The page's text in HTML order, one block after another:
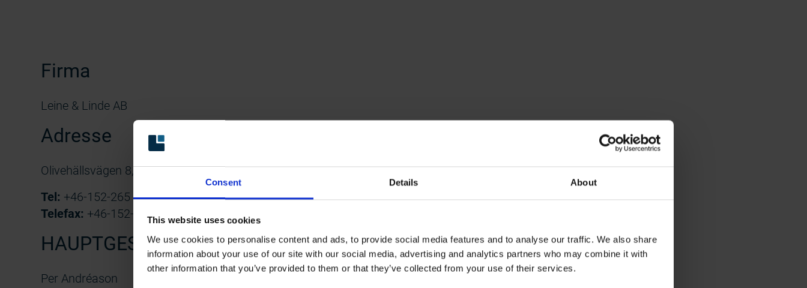
Consent Details About
This website uses cookies
We use cookies to personalise content and ads, to provide social media features and to analyse our traffic. We also share
information about your use of our site with our social media, advertising and analytics partners who may combine it with
other information that you’ve provided to them or that they’ve collected from your use of their services.
Firma
Leine & Linde AB
Adresse
Olivehällsvägen 8, 645 42 Strängnäs
Tel: +46-152-265 00
Telefax: +46-152-265 05
HAUPTGESCHÄFTSFÜHRER
Per Andréason